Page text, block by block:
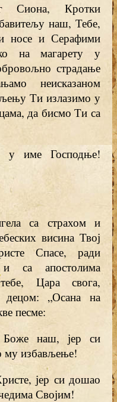
Сиона, Кротки
наш, Тебе,
носе и Серафими
на магарету у
страдање
неисказаном
Ти излазимо у
да бисмо Ти са
у име Господње!
са страхом и
висина Твој
Спасе, ради
са апостолима
Цара свога,
децом: „Осана на
песме:
Боже наш, јер си
му избављење!
јер си дошао
Својим!